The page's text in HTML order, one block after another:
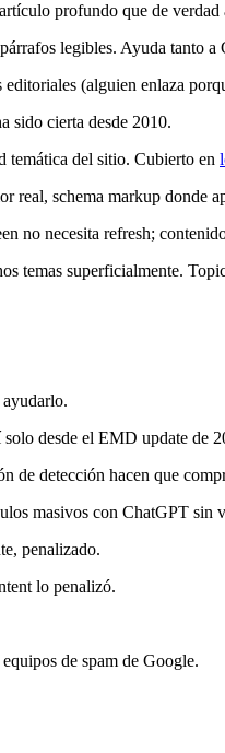
profundo que de verdad
legibles. Ayuda tanto a
(alguien enlaza
sido cierta desde 2010.
temática del sitio. Cubierto en
real, schema markup donde
no necesita refresh;
temas superficialmente.
desde el EMD update de
detección hacen que
masivos con ChatGPT sin
penalizado.
lo penalizó.
de spam de Google.